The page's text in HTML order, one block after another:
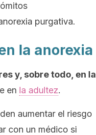
purgativa.
la anorexia
y, sobre todo, en la
en la adultez.
aumentar el riesgo
con un médico si